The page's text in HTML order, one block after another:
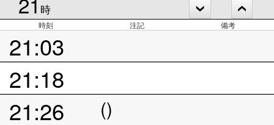
時
時刻 注記 備考
21:03
21:18
21:26
()